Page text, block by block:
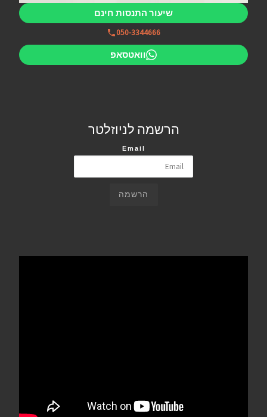
שיעור התנסות חינם
050-3344666
וואטסאפ
הרשמה לניוזלטר
Email
הרשמה